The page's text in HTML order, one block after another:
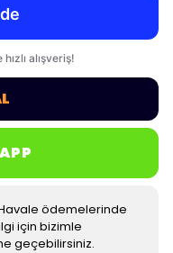
ödemelerinde
için bizimle
geçebilirsiniz.